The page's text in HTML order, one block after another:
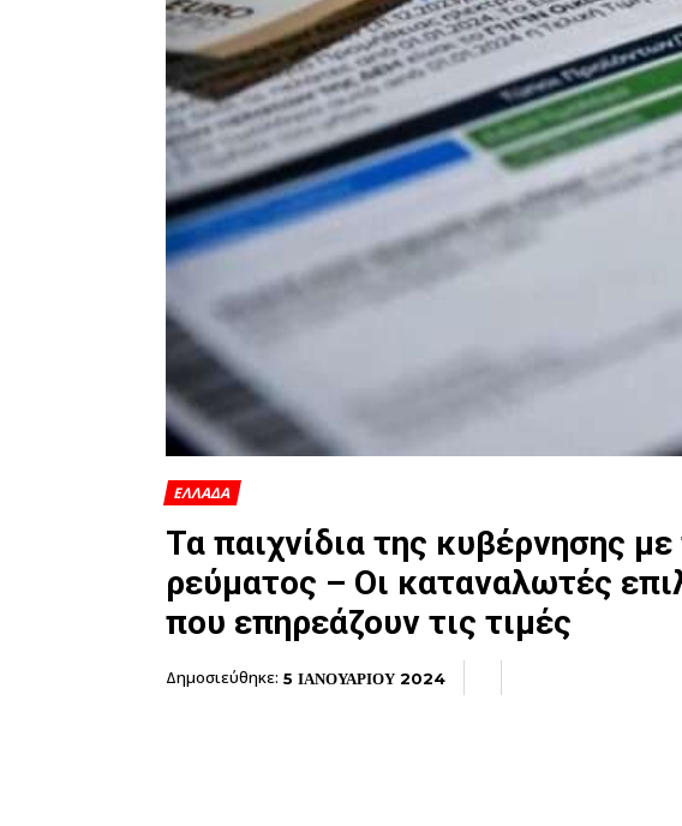
ΕΛΛΑΔΑ
Τα παιχνίδια της κυβέρνησης
ρεύματος – Οι καταναλωτές
που επηρεάζουν τις τιμές
Δημοσιεύθηκε: 5 ΙΑΝΟΥΑΡΙΟΥ 2024